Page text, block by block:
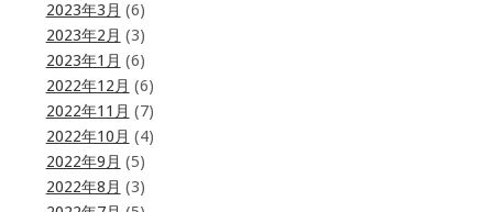
2023年3月 (6)
2023年2月 (3)
2023年1月 (6)
2022年12月 (6)
2022年11月 (7)
2022年10月 (4)
2022年9月 (5)
2022年8月 (3)